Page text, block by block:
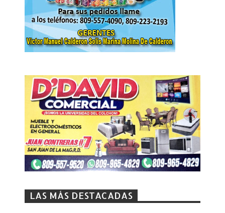
LAS MÁS DESTACADAS